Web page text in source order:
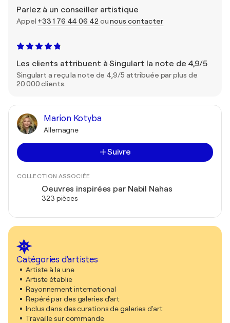
Parlez à un conseiller artistique
Appel +33 1 76 44 06 42 ounous contacter
Les clients attribuent à Singulart la note de 4,9/5
Singulart a reçu la note de 4,9/5 attribuée par plus de
20 000 clients.
Marion Kotyba
Allemagne
Suivre
COLLECTION ASSOCIÉE
Oeuvres inspirées par Nabil Nahas
323 pièces
Catégories d'artistes
Artiste à la une
Artiste établie
Rayonnement international
Repéré par des galeries d'art
Inclus dans des curations de galeries d'art
Travaille sur commande